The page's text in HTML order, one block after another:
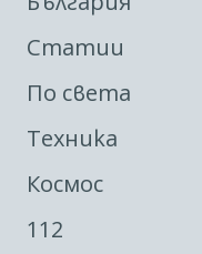
Статии
По света
Техника
Космос
112